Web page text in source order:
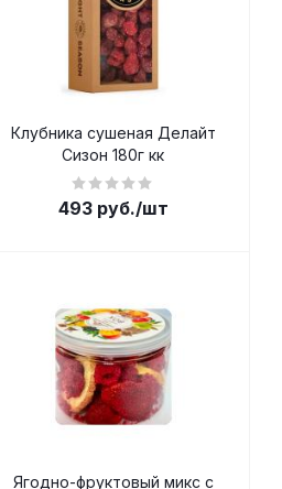
Клубника сушеная Делайт
Сизон 180г кк
493руб./шт
Ягодно-фруктовый микс с